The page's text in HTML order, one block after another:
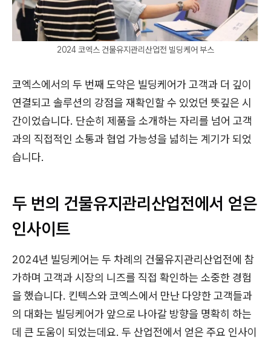
2024 코엑스 건물유지관리산업전 빌딩케어 부스
코엑스에서의 두 번째 도약은 빌딩케어가 고객과 더 깊이
연결되고 솔루션의 강점을 재확인할 수 있었던 뜻깊은 시
간이었습니다. 단순히 제품을 소개하는 자리를 넘어 고객
과의 직접적인 소통과 협업 가능성을 넓히는 계기가 되었
습니다.
두 번의 건물유지관리산업전에서 얻은
인사이트
2024년 빌딩케어는 두 차례의 건물유지관리산업전에 참
가하며 고객과 시장의 니즈를 직접 확인하는 소중한 경험
을 했습니다. 킨텍스와 코엑스에서 만난 다양한 고객들과
의 대화는 빌딩케어가 앞으로 나아갈 방향을 명확히 하는
데 큰 도움이 되었는데요. 두 산업전에서 얻은 주요 인사이